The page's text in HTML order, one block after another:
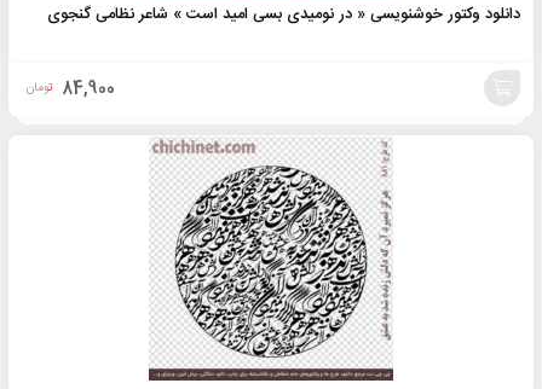
دانلود وکتور خوشنویسی « در نومیدی بسی امید است » شاعر نظامی گنجوی
84,900 تومان